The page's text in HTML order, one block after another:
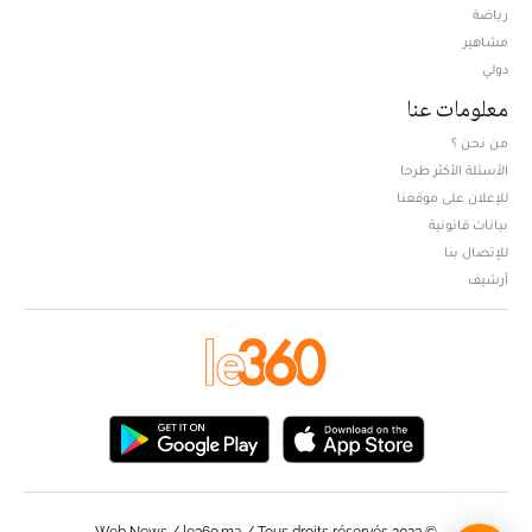
رياضة
مشاهير
دولي
معلومات عنا
من نحن ؟
الأسئلة الأكثر طرحا
للإعلان على موقعنا
بيانات قانونية
للإتصال بنا
أرشيف